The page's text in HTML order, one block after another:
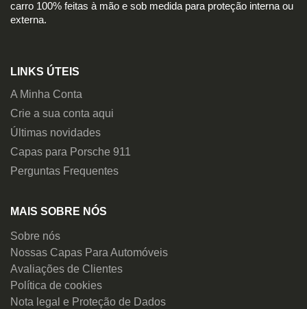
carro 100% feitas à mão e sob medida para proteção interna ou
externa.
LINKS ÚTEIS
A Minha Conta
Crie a sua conta aqui
Últimas novidades
Capas para Porsche 911
Perguntas Frequentes
MAIS SOBRE NÓS
Sobre nós
Nossas Capas Para Automóveis
Avaliações de Clientes
Política de cookies
Nota legal e Proteção de Dados